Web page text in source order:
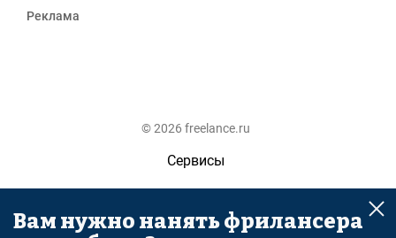
Реклама
© 2026 freelance.ru
Сервисы
Помощь
Поиск
Вам нужно нанять фрилансера